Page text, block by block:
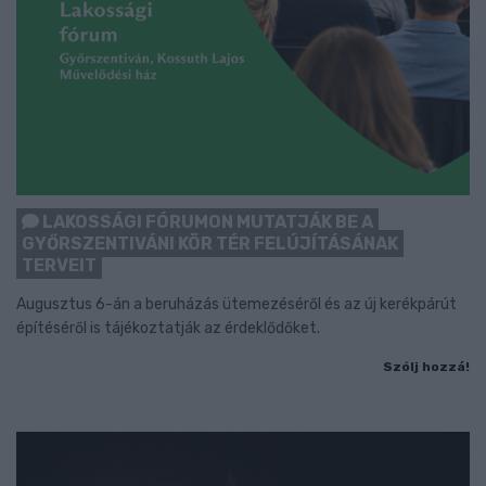
LAKOSSÁGI FÓRUMON MUTATJÁK BE A
GYŐRSZENTIVÁNI KÖR TÉR FELÚJÍTÁSÁNAK
TERVEIT
Augusztus 6-án a beruházás ütemezéséről és az új kerékpárút
építéséről is tájékoztatják az érdeklődőket.
Szólj hozzá!